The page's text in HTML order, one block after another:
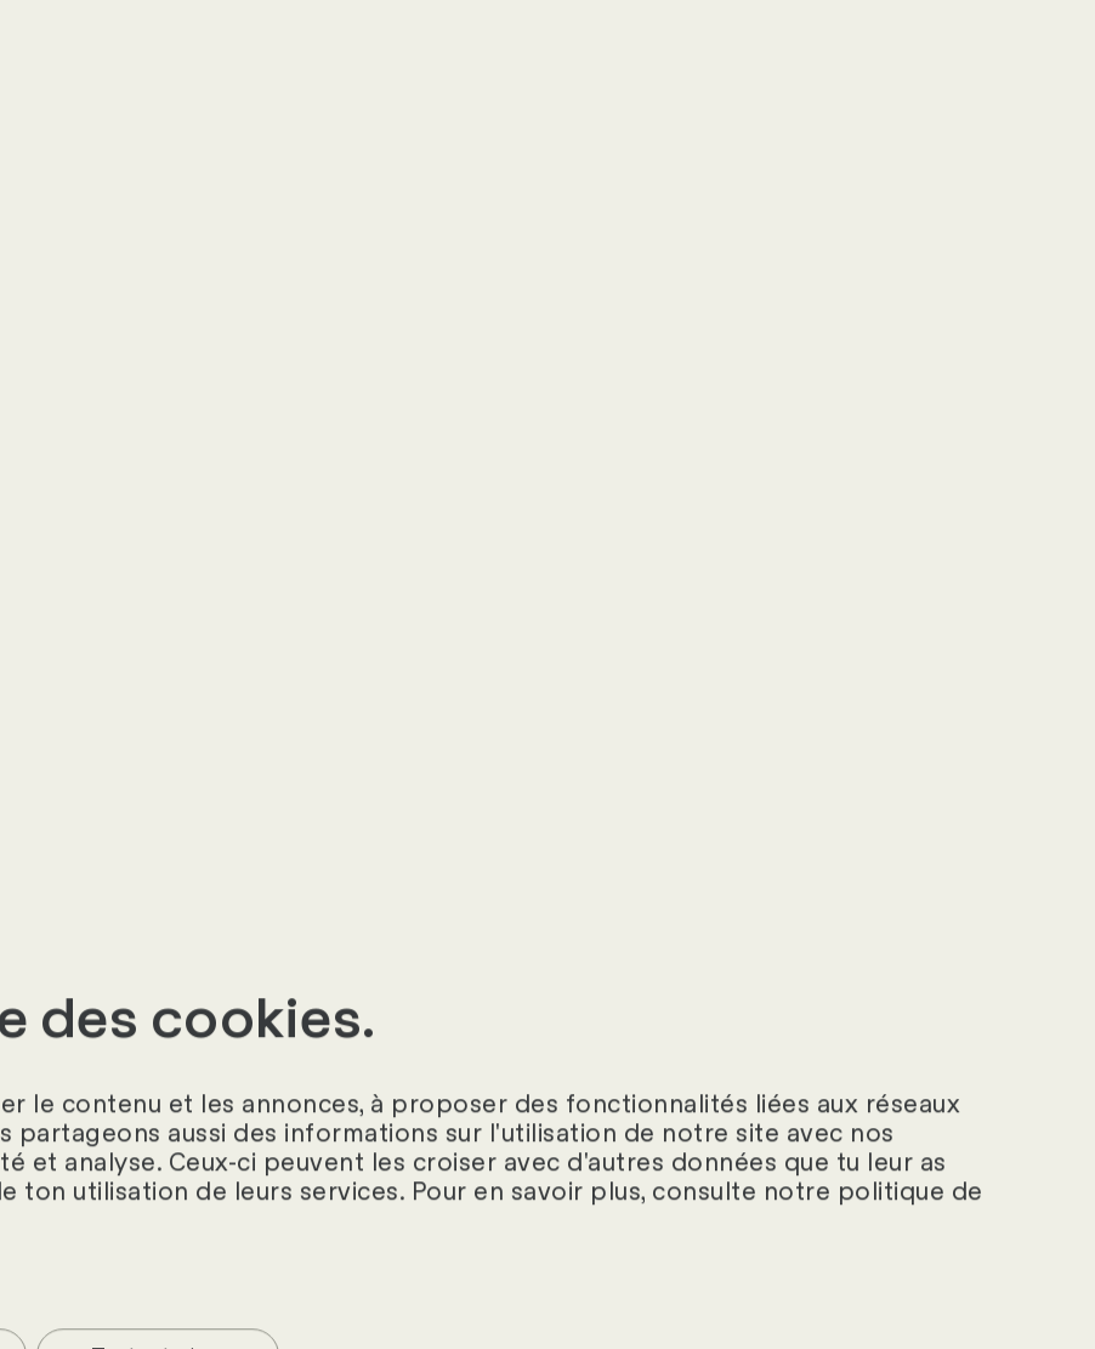
des cookies.
le contenu et les annonces, à proposer des fonctionnalités liées aux réseaux
partageons aussi des informations sur l'utilisation de notre site avec nos
et analyse. Ceux-ci peuvent les croiser avec d'autres données que tu leur as
ton utilisation de leurs services. Pour en savoir plus, consulte notre politique de
nos logiciels RH ? Ou tu as
tu as besoin ? Nous nous